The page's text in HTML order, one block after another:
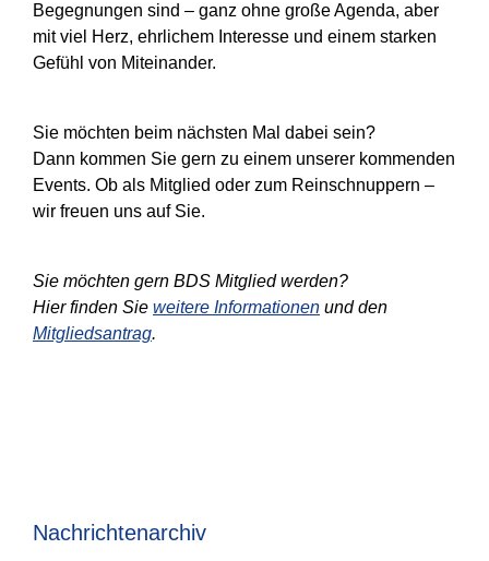
Begegnungen sind – ganz ohne große Agenda, aber
mit viel Herz, ehrlichem Interesse und einem starken
Gefühl von Miteinander.
Sie möchten beim nächsten Mal dabei sein?
Dann kommen Sie gern zu einem unserer kommenden
Events. Ob als Mitglied oder zum Reinschnuppern –
wir freuen uns auf Sie.
Sie möchten gern BDS Mitglied werden?
Hier finden Sie weitere Informationen und den
Mitgliedsantrag.
Nachrichtenarchiv